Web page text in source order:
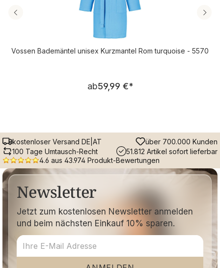
Vossen Bademäntel unisex Kurzmantel Rom turquoise - 5570
Regulärer Preis:
ab59,99 €*
kostenloser Versand DE|AT
über 700.000 Kunden
100 Tage Umtausch-Recht
51.812 Artikel sofort lieferbar
4.6 aus 43.974 Produkt-Bewertungen
Newsletter
Jetzt zum kostenlosen Newsletter anmelden
und beim nächsten Einkauf 10% sparen.